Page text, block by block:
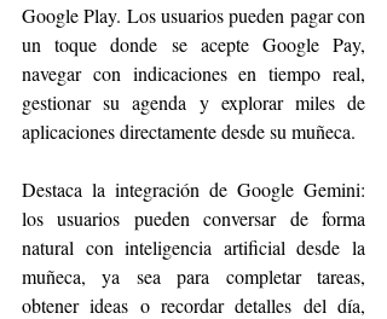
Google Play. Los usuarios pueden pagar con
un toque donde se acepte Google Pay,
navegar con indicaciones en tiempo real,
gestionar su agenda y explorar miles de
aplicaciones directamente desde su muñeca.
Destaca la integración de Google Gemini:
los usuarios pueden conversar de forma
natural con inteligencia artificial desde la
muñeca, ya sea para completar tareas,
obtener ideas o recordar detalles del día,